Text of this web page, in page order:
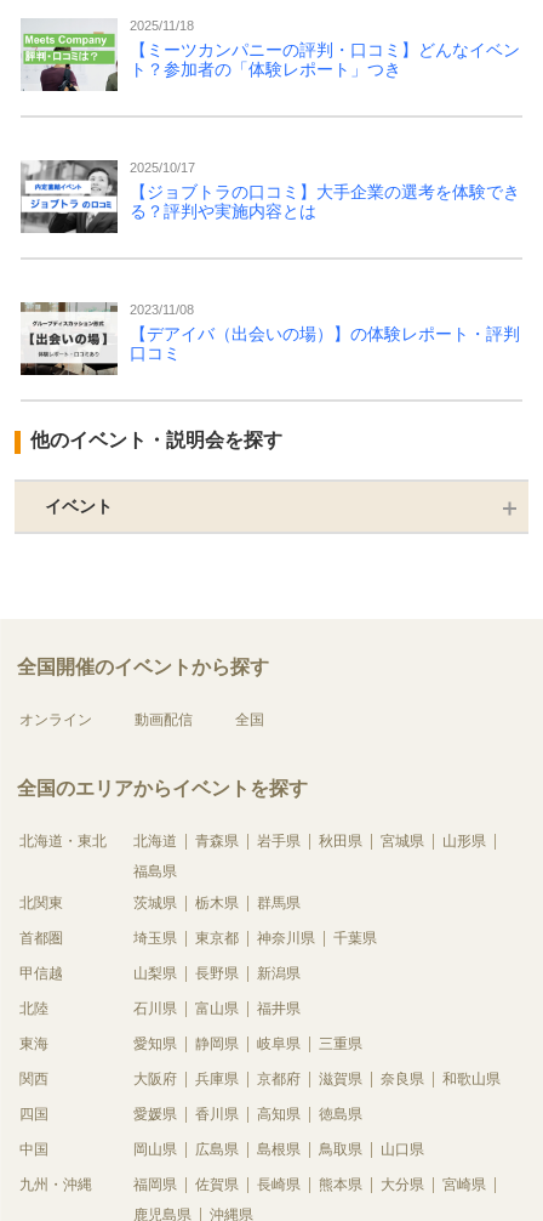
2025/11/18
【ミーツカンパニーの評判・口コミ】どんなイベン
ト？参加者の「体験レポート」つき
2025/10/17
【ジョブトラの口コミ】大手企業の選考を体験でき
る？評判や実施内容とは
2023/11/08
【デアイバ（出会いの場）】の体験レポート・評判
口コミ
他のイベント・説明会を探す
イベント
全国開催のイベントから探す
オンライン 動画配信 全国
全国のエリアからイベントを探す
北海道・東北 北海道 青森県 岩手県 秋田県 宮城県
山形県
福島県
北関東
茨城県 栃木県 群馬県
首都圏 埼玉県 東京都 神奈川県 千葉県
甲信越 山梨県 長野県 新潟県
北陸 石川県 富山県 福井県
東海 愛知県 静岡県 岐阜県 三重県
関西 大阪府 兵庫県 京都府 滋賀県 奈良県 和歌山県
四国 愛媛県 香川県 高知県 徳島県
中国 岡山県 広島県 島根県 鳥取県 山口県
九州・沖縄 福岡県 佐賀県 長崎県 熊本県 大分県
宮崎県
鹿児島県
沖縄県